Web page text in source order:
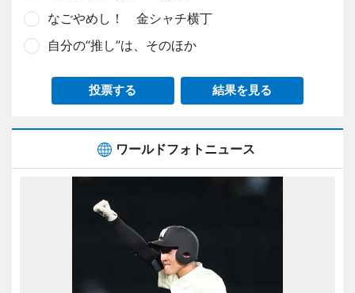
なごやめし！ 金シャチ横丁
自分の“推し”は、そのほか
投票する 結果を見る
ワールドフォトニュース